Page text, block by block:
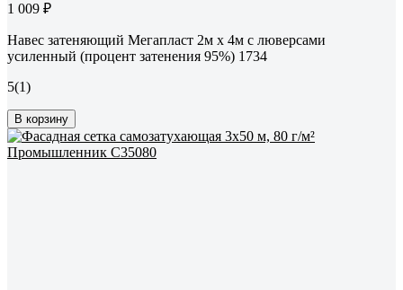
1 009 ₽
Навес затеняющий Мегапласт 2м х 4м с люверсами
усиленный (процент затенения 95%) 1734
5(1)
В корзину